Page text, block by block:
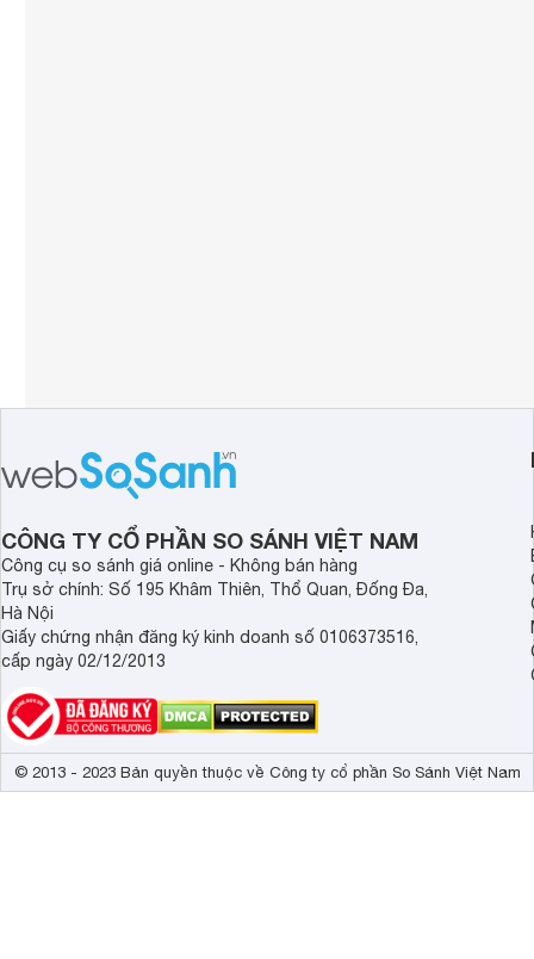
CÔNG TY CỔ PHẦN SO SÁNH VIỆT NAM
Công cụ so sánh giá online - Không bán hàng
Trụ sở chính: Số 195 Khâm Thiên, Thổ Quan, Đống Đa,
Hà Nội
Giấy chứng nhận đăng ký kinh doanh số 0106373516,
cấp ngày 02/12/2013
© 2013 - 2023 Bản quyền thuộc về Công ty cổ phần So Sánh Việt Nam